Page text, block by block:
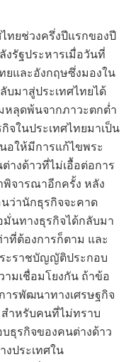
ทยช่วงครึ่งปีแรกของปี
งรัฐประหารเมื่อวันที่
และอังกฤษซึ่งมองใน
บมาสู่ประเทศไทยได้
มหลุดพ้นจากภาวะตกต่ำ
จในประเทศไทยมาเป็น
อให้มีการแก้ไขพระ
งด้าวที่ไม่เอื้อต่อการ
จารณาอีกครั้ง หลัง
นว่านักธุรกิจจะคาด
นทางธุรกิจได้กลับมา
าที่ต้องการก็ตาม และ
ะราชบัญญัติประกอบ
มเชื่อมโยงกัน ถ้าข้อ
ารพัฒนาทางเศรษฐกิจ
สำหรับคนที่ไม่ทราบ
ธุรกิจของคนต่างด้าว
งประเทศใน